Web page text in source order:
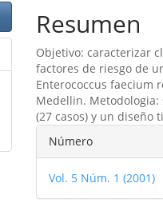
Resumen
Objetivo: caracterizar
factores de riesgo de
Enterococcus faecium
Medellin.
(27 casos) y un diseño
Detalles
del
artículo
Número
Vol. 5 Núm. 1 (2001)